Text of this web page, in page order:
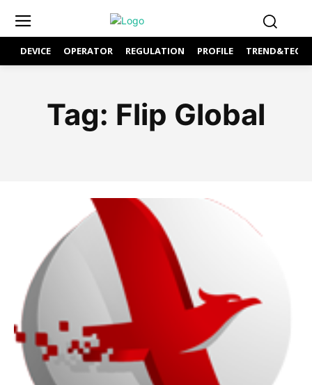
DEVICE OPERATOR REGULATION PROFILE
Tag: Flip Global